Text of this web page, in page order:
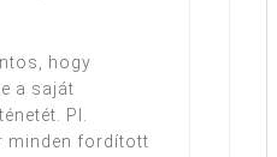
hogy
a saját
Pl.
minden fordított